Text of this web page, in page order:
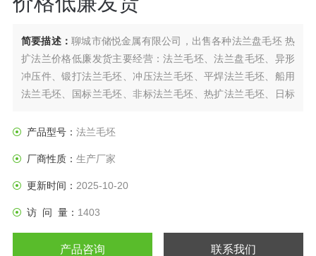
简要描述：聊城市储悦金属有限公司，出售各种法兰盘毛坯 热
扩法兰价格低廉发货主要经营：法兰毛坯、法兰盘毛坯、异形
冲压件、锻打法兰毛坯、冲压法兰毛坯、平焊法兰毛坯、船用
法兰毛坯、国标兰毛坯、非标法兰毛坯、热扩法兰毛坯、日标
产品型号： 法兰毛坯
厂商性质： 生产厂家
更新时间： 2025-10-20
访 问 量： 1403
产品咨询 联系我们